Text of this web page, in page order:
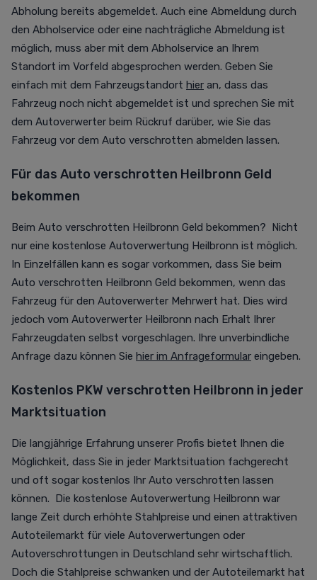
Abholung bereits abgemeldet. Auch eine Abmeldung durch
den Abholservice oder eine nachträgliche Abmeldung ist
möglich, muss aber mit dem Abholservice an Ihrem
Standort im Vorfeld abgesprochen werden. Geben Sie
einfach mit dem Fahrzeugstandort hier an, dass das
Fahrzeug noch nicht abgemeldet ist und sprechen Sie mit
dem Autoverwerter beim Rückruf darüber, wie Sie das
Fahrzeug vor dem Auto verschrotten abmelden lassen.
Für das Auto verschrotten Heilbronn Geld
bekommen
Beim Auto verschrotten Heilbronn Geld bekommen? Nicht
nur eine kostenlose Autoverwertung Heilbronn ist möglich.
In Einzelfällen kann es sogar vorkommen, dass Sie beim
Auto verschrotten Heilbronn Geld bekommen, wenn das
Fahrzeug für den Autoverwerter Mehrwert hat. Dies wird
jedoch vom Autoverwerter Heilbronn nach Erhalt Ihrer
Fahrzeugdaten selbst vorgeschlagen. Ihre unverbindliche
Anfrage dazu können Sie hier im Anfrageformular eingeben.
Kostenlos PKW verschrotten Heilbronn in jeder
Marktsituation
Die langjährige Erfahrung unserer Profis bietet Ihnen die
Möglichkeit, dass Sie in jeder Marktsituation fachgerecht
und oft sogar kostenlos Ihr Auto verschrotten lassen
können. Die kostenlose Autoverwertung Heilbronn war
lange Zeit durch erhöhte Stahlpreise und einen attraktiven
Autoteilemarkt für viele Autoverwertungen oder
Autoverschrottungen in Deutschland sehr wirtschaftlich.
Doch die Stahlpreise schwanken und der Autoteilemarkt hat